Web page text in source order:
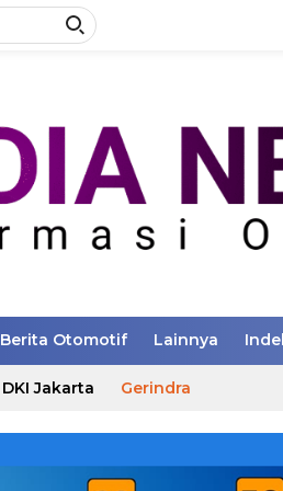
Berita Otomotif Lainnya
DKI Jakarta Gerindra